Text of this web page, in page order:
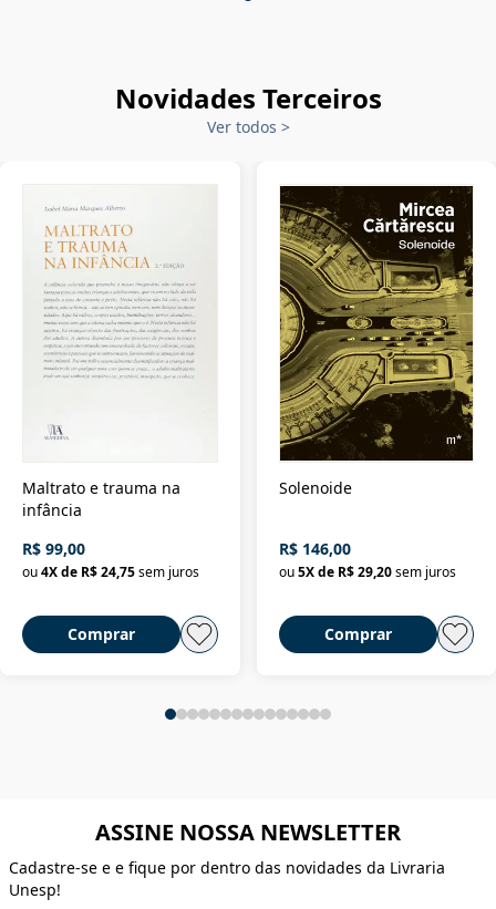
Novidades Terceiros
Ver todos >
Maltrato e trauma na
infância
R$ 99,00
ou4X de R$ 24,75sem juros
Comprar
Solenoide
R$ 146,00
ou 5X de R$ 29,20 sem juros
Comprar
ASSINE NOSSA NEWSLETTER
Cadastre-se e e fique por dentro das novidades da Livraria
Unesp!